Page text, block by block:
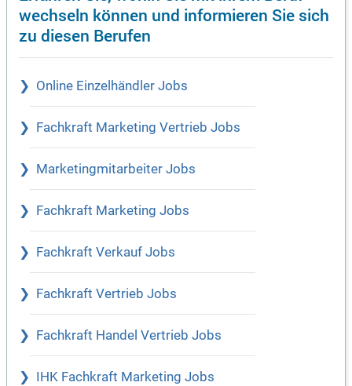
wechseln können und informieren Sie sich
zu diesen Berufen
Online Einzelhändler Jobs
Fachkraft Marketing Vertrieb Jobs
Marketingmitarbeiter Jobs
Fachkraft Marketing Jobs
Fachkraft Verkauf Jobs
Fachkraft Vertrieb Jobs
Fachkraft Handel Vertrieb Jobs
IHK Fachkraft Marketing Jobs